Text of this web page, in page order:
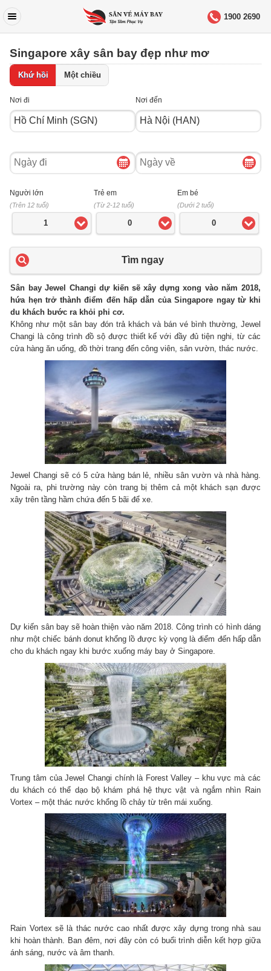
1900 2690
Singapore xây sân bay đẹp như mơ
Khứ hồi Một chiều
Nơi đi Nơi đến
Ngày
đi
Ngày
về
Người lớn
(Trên 12 tuổi)
1
Trẻ em
(Từ 2-12 tuổi)
0
Em bé
(Dưới 2 tuổi)
0
Tìm ngay
Sân bay Jewel Changi dự kiến sẽ xây dựng xong vào năm 2018,
hứa hẹn trở thành điểm đến hấp dẫn của Singapore ngay từ khi
du khách bước ra khỏi phi cơ.
Không như một sân bay đón trả khách và bán vé bình thường, Jewel
Changi là công trình đồ sộ được thiết kế với đầy đủ tiện nghi, từ các
cửa hàng ăn uống, đồ thời trang đến công viên, sân vườn, thác nước.
Jewel Changi sẽ có 5 cửa hàng bán lẻ, nhiều sân vườn và nhà hàng.
Ngoài ra, phi trường này còn trang bị thêm cả một khách sạn được
xây trên tầng hầm chứa đến 5 bãi để xe.
Dự kiến sân bay sẽ hoàn thiện vào năm 2018. Công trình có hình dáng
như một chiếc bánh donut khổng lồ được kỳ vọng là điểm đến hấp dẫn
cho du khách ngay khi bước xuống máy bay ở Singapore.
Trung tâm của Jewel Changi chính là Forest Valley – khu vực mà các
du khách có thể dạo bộ khám phá hệ thực vật và ngắm nhìn Rain
Vortex – một thác nước khổng lồ chảy từ trên mái xuống.
Rain Vortex sẽ là thác nước cao nhất được xây dựng trong nhà sau
khi hoàn thành. Ban đêm, nơi đây còn có buổi trình diễn kết hợp giữa
ánh sáng, nước và âm thanh.